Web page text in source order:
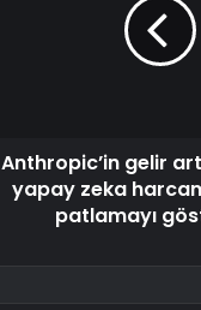
Anthropic’in gelir
yapay zeka
patlamayı